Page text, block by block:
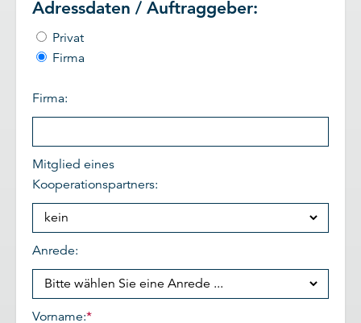
Adressdaten / Auftraggeber:
Privat
Firma
Firma:
Mitglied eines
Kooperationspartners:
Anrede:
Vorname:*